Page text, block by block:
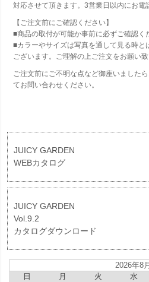
対応させて頂きます。3営業日以内にお電
【ご注文前にご確認ください】
■商品の取付が可能か事前に必ずご確認く
■カラーやサイズは写真を通して見る時と
ございます。ご理解の上ご注文をお願い致
ご注文前にご不明な点など御座いました
てお問い合わせください。
JUICY GARDEN
WEBカタログ
JUICY GARDEN
Vol.9.2
カタログダウンロード
2026年8月
日
月 火 水